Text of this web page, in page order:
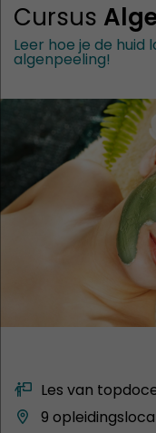
Cursus
Leer hoe je de
algenpeeling!
Les van
9